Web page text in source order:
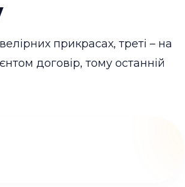
прикрасах, треті – на
договір, тому останній